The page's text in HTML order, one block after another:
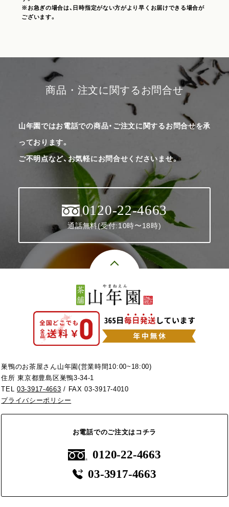
※お急ぎの場合は、日時指定がない方がより早くお届けできる場合が
ございます。
商品・注文に関するお問合せ
山年園ではお電話での商品・ご注文に関するお問合せを承
っております。
ご不明点など、お気軽にお問合せくださいませ。
0120-22-4663
通話無料(受付:10時〜18時)
巣鴨のお茶屋さん山年園(営業時間10:00~18:00)
住所 東京都豊島区巣鴨3-34-1
TEL03-3917-4663 / FAX 03-3917-4010
プライバシーポリシー
お電話でのご注文はコチラ
0120-22-4663
03-3917-4663